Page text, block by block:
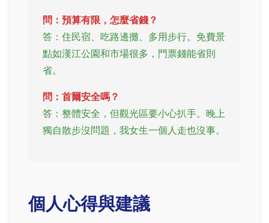
問：預算有限，怎麼省錢？
答：住民宿、吃路邊攤、多用步行。免費景
點如漢江公園和市場很多，門票錢能省則
省。
問：首爾安全嗎？
答：整體安全，但觀光區要小心扒手。晚上
獨自散步沒問題，我女生一個人走也沒事。
個人心得與建議